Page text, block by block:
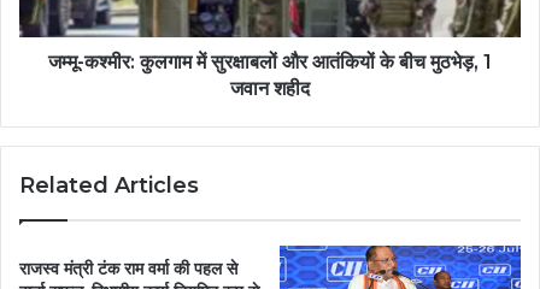
जम्मू-कश्मीर: कुलगाम में सुरक्षाबलों और आतंकियों के बीच मुठभेड़, 1
जवान शहीद
Related Articles
राजस्व मंत्री टंक राम वर्मा की पहल से